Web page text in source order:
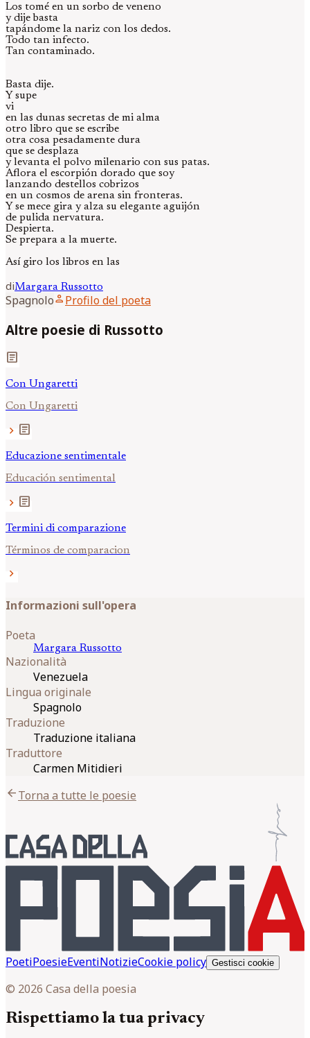
Los tomé en un sorbo de veneno
y dije basta
tapándome la nariz con los dedos.
Todo tan infecto.
Tan contaminado.
Basta dije.
Y supe
vi
en las dunas secretas de mi alma
otro libro que se escribe
otra cosa pesadamente dura
que se desplaza
y levanta el polvo milenario con sus patas.
Aflora el escorpión dorado que soy
lanzando destellos cobrizos
en un cosmos de arena sin fronteras.
Y se mece gira y alza su elegante aguijón
de pulida nervatura.
Despierta.
Se prepara a la muerte.
Así giro los libros en las
diMargara Russotto
Spagnoloperson Profilo del poeta
Altre poesie di Russotto
article
Con Ungaretti
Con Ungaretti
chevron_right article
Educazione sentimentale
Educación sentimental
chevron_right article
Termini di comparazione
Términos de comparacion
chevron_right
Informazioni sull'opera
Poeta
Margara Russotto
Nazionalità
Venezuela
Lingua originale
Spagnolo
Traduzione
Traduzione italiana
Traduttore
Carmen Mitidieri
arrow_backTorna a tutte le poesie
PoetiPoesieEventiNotizieCookie policy Gestisci cookie
© 2026 Casa della poesia
Rispettiamo la tua privacy